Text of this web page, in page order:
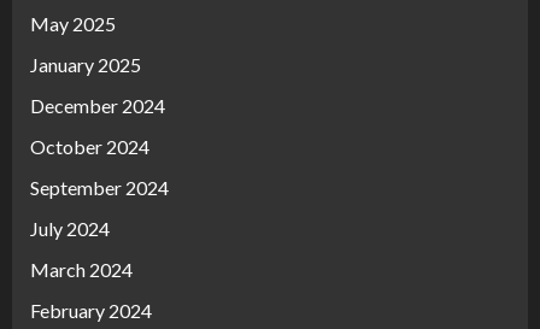
May 2025
January 2025
December 2024
October 2024
September 2024
July 2024
March 2024
February 2024